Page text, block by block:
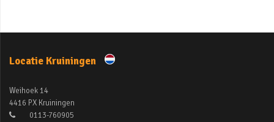
Locatie Kruiningen
Weihoek 14
4416 PX Kruiningen
0113-760905